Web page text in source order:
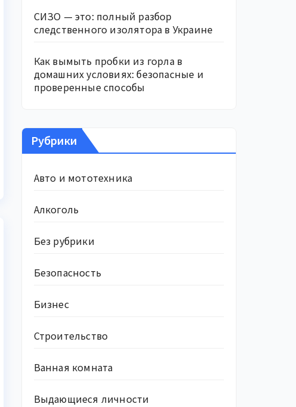
СИЗО — это: полный разбор
следственного изолятора в Украине
Как вымыть пробки из горла в
домашних условиях: безопасные и
проверенные способы
Рубрики
Авто и мототехника
Алкоголь
Без рубрики
Безопасность
Бизнес
Строительство
Ванная комната
Выдающиеся личности